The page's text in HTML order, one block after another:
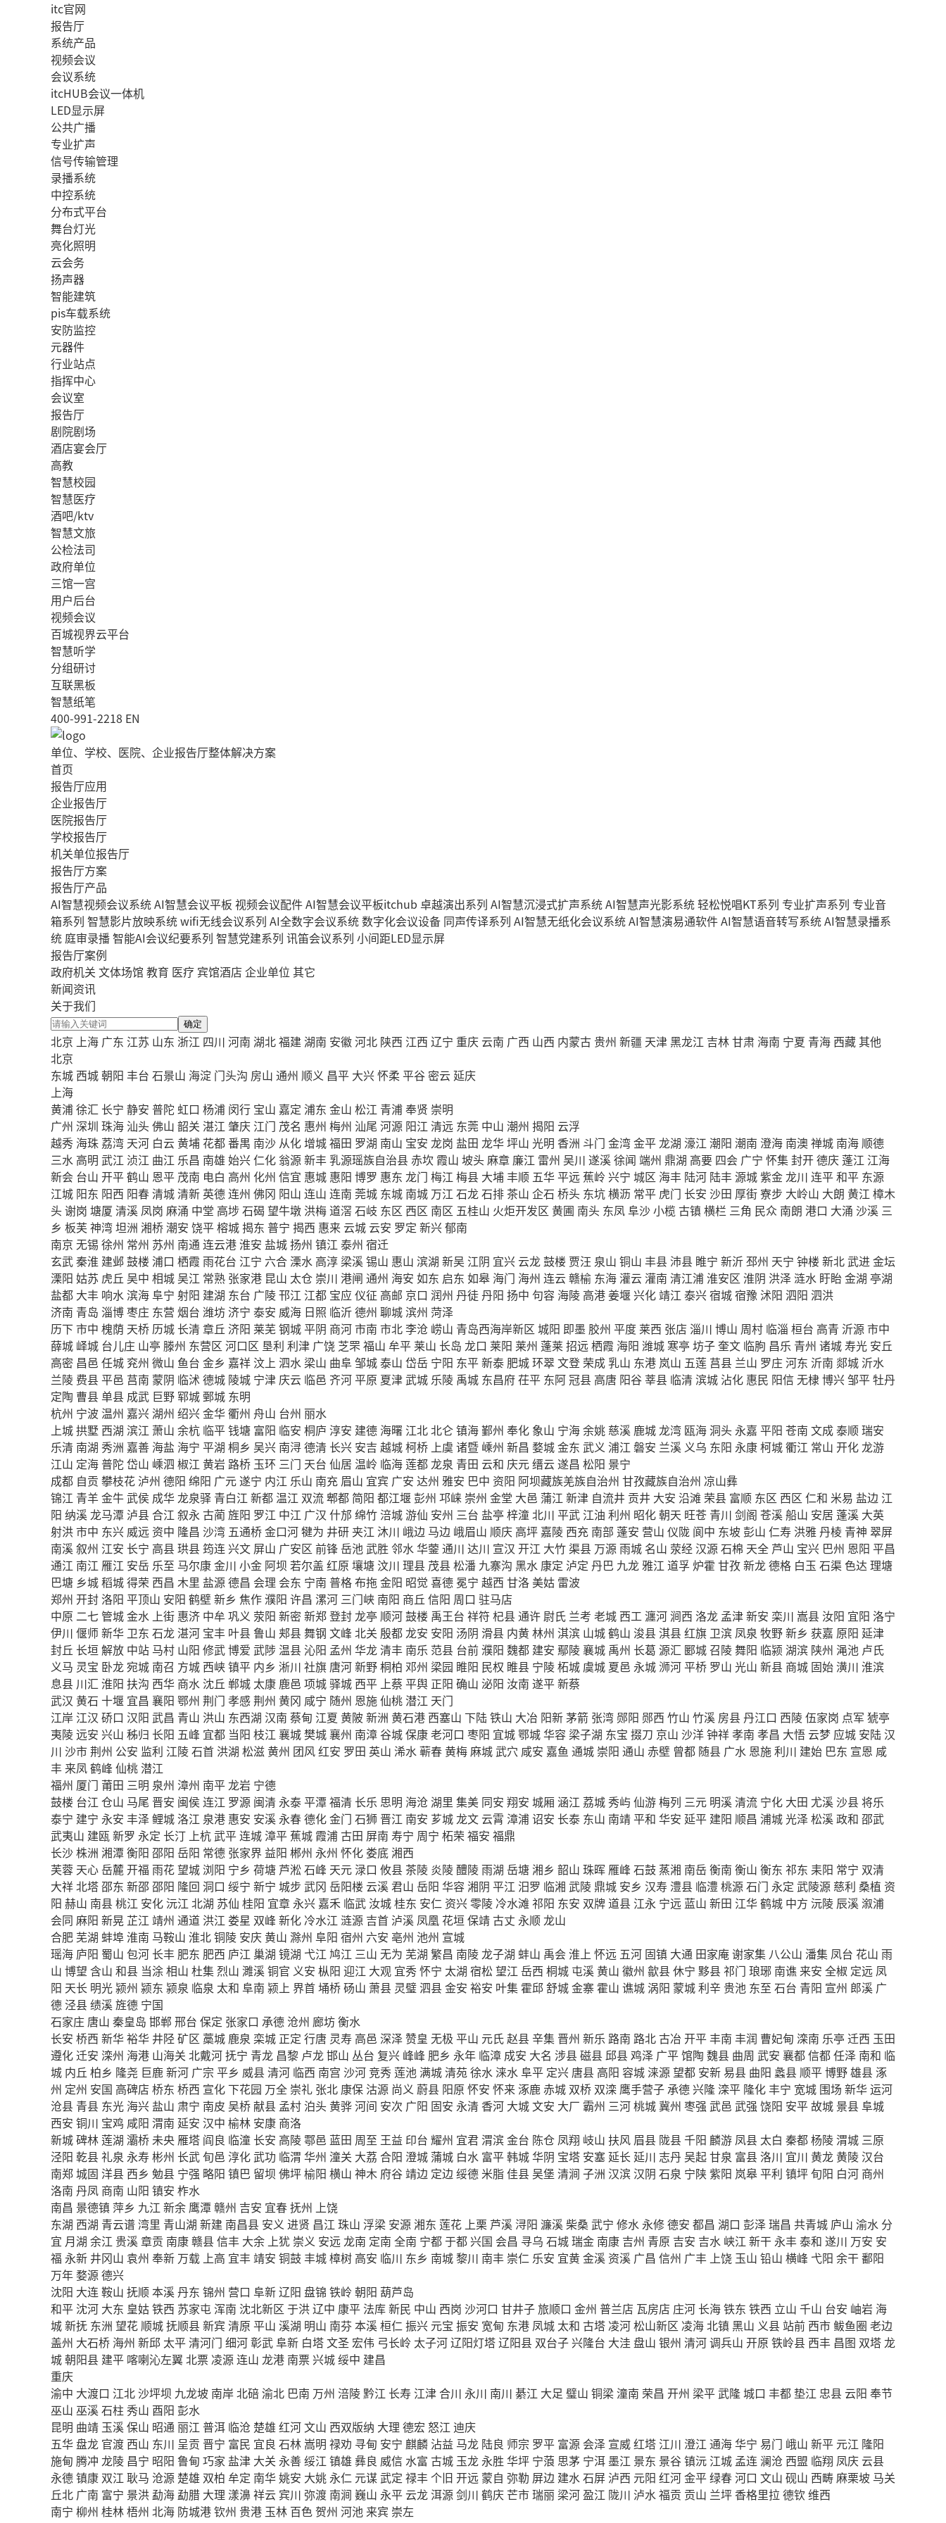
itc官网
报告厅
系统产品
视频会议
会议系统
itcHUB会议一体机
LED显示屏
公共广播
专业扩声
信号传输管理
录播系统
中控系统
分布式平台
舞台灯光
亮化照明
云会务
扬声器
智能建筑
pis车载系统
安防监控
元器件
行业站点
指挥中心
会议室
报告厅
剧院剧场
酒店宴会厅
高教
智慧校园
智慧医疗
酒吧/ktv
智慧文旅
公检法司
政府单位
三馆一宫
用户后台
视频会议
百城视界云平台
智慧听学
分组研讨
互联黑板
智慧纸笔
400-991-2218 EN
单位、学校、医院、企业报告厅整体解决方案
首页
报告厅应用
企业报告厅
医院报告厅
学校报告厅
机关单位报告厅
报告厅方案
报告厅产品
AI智慧视频会议系统AI智慧会议平板 视频会议配件AI智慧会议平板itchub 卓越演出系列 AI智慧沉浸式扩声系统AI智慧声光影系统轻松悦唱KT系列 专业扩声系列 专业音
箱系列 智慧影片放映系统wifi无线会议系列 AI全数字会议系统数字化会议设备 同声传译系列 AI智慧无纸化会议系统AI智慧演易通软件AI智慧语音转写系统AI智慧录播系
统 庭审录播智能AI会议纪要系列 智慧党建系列 讯笛会议系列 小间距LED显示屏
报告厅案例
政府机关 文体场馆 教育 医疗 宾馆酒店 企业单位 其它
新闻资讯
关于我们
确定
北京 上海 广东 江苏 山东 浙江 四川 河南 湖北福建湖南 安徽河北 陕西 江西 辽宁 重庆 云南 广西 山西 内蒙古 贵州 新疆 天津黑龙江 吉林甘肃 海南 宁夏 青海 西藏其他
北京
东城 西城朝阳 丰台 石景山 海淀 门头沟 房山 通州 顺义 昌平 大兴怀柔平谷 密云延庆
上海
黄浦徐汇 长宁 静安 普陀 虹口 杨浦 闵行 宝山 嘉定 浦东 金山 松江 青浦奉贤 崇明
广州 深圳 珠海 汕头佛山 韶关 湛江 肇庆 江门 茂名 惠州 梅州 汕尾 河源 阳江 清远 东莞 中山 潮州 揭阳 云浮
越秀 海珠 荔湾 天河 白云黄埔 花都番禺 南沙 从化增城福田 罗湖 南山 宝安 龙岗 盐田 龙华坪山 光明 香洲 斗门 金湾金平龙湖 濠江 潮阳 潮南 澄海 南澳禅城 南海 顺德
三水 高明 武江 浈江 曲江 乐昌 南雄 始兴仁化 翁源新丰乳源瑶族自治县赤坎 霞山 坡头麻章 廉江 雷州 吴川 遂溪徐闻 端州 鼎湖 高要 四会 广宁 怀集封开德庆 蓬江 江海
新会 台山 开平鹤山 恩平 茂南 电白 高州 化州 信宜 惠城 惠阳 博罗 惠东 龙门 梅江 梅县 大埔丰顺 五华平远 蕉岭 兴宁 城区 海丰 陆河 陆丰源城紫金龙川 连平和平 东源
江城 阳东 阳西 阳春清城清新 英德连州 佛冈 阳山 连山 连南 莞城 东城 南城 万江 石龙石排茶山 企石 桥头 东坑横沥 常平 虎门 长安 沙田 厚街寮步 大岭山 大朗 黄江 樟木
头谢岗 塘厦 清溪 凤岗 麻涌 中堂 高埗石碣 望牛墩 洪梅道滘 石岐 东区 西区 南区 五桂山 火炬开发区 黄圃 南头 东凤阜沙小榄 古镇横栏 三角 民众 南朗 港口 大涌 沙溪 三
乡 板芙 神湾坦洲 湘桥潮安 饶平榕城揭东 普宁 揭西 惠来 云城 云安 罗定 新兴郁南
南京 无锡 徐州 常州 苏州 南通连云港淮安 盐城扬州 镇江 泰州 宿迁
玄武秦淮 建邺鼓楼 浦口 栖霞 雨花台 江宁 六合 溧水 高淳 梁溪锡山 惠山 滨湖 新吴 江阴 宜兴 云龙鼓楼 贾汪 泉山 铜山 丰县 沛县 睢宁 新沂邳州 天宁 钟楼 新北武进金坛
溧阳 姑苏 虎丘 吴中 相城吴江 常熟 张家港 昆山 太仓 崇川 港闸 通州 海安 如东 启东 如皋 海门 海州 连云赣榆 东海灌云灌南 清江浦淮安区 淮阴 洪泽 涟水 盱眙金湖 亭湖
盐都 大丰 响水滨海阜宁 射阳 建湖 东台 广陵邗江 江都 宝应 仪征 高邮 京口 润州 丹徒丹阳 扬中 句容 海陵 高港姜堰兴化靖江 泰兴宿城宿豫 沭阳 泗阳 泗洪
济南 青岛 淄博枣庄 东营 烟台 潍坊济宁 泰安 威海 日照 临沂德州 聊城滨州 菏泽
历下市中 槐荫 天桥 历城 长清章丘 济阳 莱芜钢城平阴 商河市南 市北李沧 崂山 青岛西海岸新区 城阳 即墨 胶州 平度 莱西 张店 淄川 博山 周村 临淄 桓台 高青 沂源市中
薛城 峄城 台儿庄 山亭 滕州 东营区 河口区 垦利 利津 广饶 芝罘福山 牟平 莱山 长岛 龙口 莱阳 莱州 蓬莱招远 栖霞 海阳 潍城 寒亭 坊子奎文 临朐 昌乐 青州 诸城寿光 安丘
高密 昌邑 任城 兖州 微山 鱼台 金乡 嘉祥 汶上 泗水 梁山 曲阜邹城泰山 岱岳 宁阳 东平新泰 肥城环翠文登 荣成乳山 东港 岚山 五莲 莒县 兰山 罗庄河东 沂南 郯城 沂水
兰陵 费县平邑 莒南 蒙阴 临沭德城 陵城 宁津 庆云 临邑 齐河平原 夏津武城 乐陵 禹城 东昌府茌平 东阿冠县 高唐 阳谷莘县 临清滨城 沾化 惠民 阳信无棣博兴邹平牡丹
定陶 曹县单县 成武 巨野 郓城 鄄城 东明
杭州 宁波 温州 嘉兴湖州 绍兴金华衢州 舟山 台州 丽水
上城拱墅 西湖 滨江 萧山 余杭 临平钱塘 富阳 临安 桐庐 淳安 建德 海曙 江北北仑镇海鄞州 奉化 象山 宁海余姚 慈溪 鹿城龙湾 瓯海洞头 永嘉 平阳 苍南 文成泰顺瑞安
乐清 南湖 秀洲 嘉善 海盐 海宁 平湖 桐乡 吴兴 南浔德清 长兴 安吉 越城柯桥 上虞 诸暨 嵊州 新昌 婺城金东 武义 浦江 磐安 兰溪 义乌 东阳 永康柯城衢江 常山 开化龙游
江山 定海普陀 岱山 嵊泗 椒江 黄岩 路桥 玉环 三门 天台 仙居 温岭 临海莲都龙泉 青田 云和 庆元缙云遂昌 松阳 景宁
成都 自贡 攀枝花 泸州 德阳 绵阳 广元遂宁 内江 乐山 南充 眉山 宜宾 广安 达州 雅安 巴中 资阳 阿坝藏族羌族自治州 甘孜藏族自治州 凉山彝
锦江 青羊金牛武侯 成华龙泉驿 青白江 新都 温江 双流郫都 简阳 都江堰彭州 邛崃 崇州 金堂 大邑 蒲江 新津 自流井 贡井 大安 沿滩 荣县 富顺 东区 西区 仁和 米易 盐边 江
阳 纳溪龙马潭 泸县合江 叙永古蔺旌阳 罗江 中江 广汉 什邡 绵竹 涪城游仙 安州 三台 盐亭 梓潼北川 平武 江油 利州 昭化朝天 旺苍 青川 剑阁 苍溪船山 安居 蓬溪 大英
射洪市中 东兴 威远 资中 隆昌 沙湾 五通桥金口河犍为 井研 夹江 沐川 峨边 马边 峨眉山 顺庆 高坪 嘉陵 西充 南部 蓬安 营山 仪陇 阆中 东坡彭山 仁寿 洪雅丹棱 青神 翠屏
南溪叙州 江安 长宁 高县珙县筠连兴文 屏山 广安区 前锋岳池武胜 邻水华蓥 通川 达川 宣汉 开江 大竹 渠县 万源雨城 名山 荥经汉源石棉 天全 芦山 宝兴 巴州 恩阳 平昌
通江 南江 雁江 安岳 乐至 马尔康金川 小金 阿坝 若尔盖 红原 壤塘 汶川 理县 茂县松潘 九寨沟 黑水 康定 泸定 丹巴 九龙雅江 道孚炉霍 甘孜新龙德格 白玉 石渠色达 理塘
巴塘 乡城稻城得荣 西昌 木里 盐源德昌 会理 会东 宁南 普格布拖金阳 昭觉 喜德 冕宁 越西 甘洛 美姑 雷波
郑州 开封洛阳 平顶山 安阳 鹤壁新乡 焦作濮阳 许昌 漯河 三门峡 南阳 商丘 信阳 周口 驻马店
中原 二七 管城金水 上街 惠济 中牟巩义 荥阳 新密 新郑登封龙亭 顺河鼓楼 禹王台 祥符 杞县通许 尉氏 兰考 老城 西工瀍河涧西 洛龙 孟津新安 栾川 嵩县 汝阳 宜阳 洛宁
伊川 偃师新华 卫东 石龙湛河 宝丰 叶县鲁山 郏县舞钢 文峰 北关 殷都龙安 安阳 汤阴 滑县 内黄林州 淇滨 山城鹤山 浚县淇县红旗 卫滨 凤泉 牧野新乡 获嘉 原阳 延津
封丘 长垣解放 中站 马村 山阳 修武博爱 武陟 温县沁阳 孟州 华龙清丰 南乐 范县 台前濮阳 魏都 建安 鄢陵襄城 禹州 长葛 源汇 郾城召陵舞阳 临颍 湖滨 陕州 渑池 卢氏
义马 灵宝 卧龙宛城 南召 方城 西峡镇平 内乡 淅川 社旗 唐河新野桐柏 邓州 梁园 睢阳 民权 睢县 宁陵柘城 虞城 夏邑 永城浉河平桥 罗山 光山 新县 商城 固始潢川 淮滨
息县 川汇 淮阳 扶沟 西华 商水 沈丘 郸城 太康 鹿邑 项城驿城 西平 上蔡 平舆 正阳 确山 泌阳 汝南 遂平新蔡
武汉 黄石 十堰 宜昌 襄阳 鄂州 荆门 孝感荆州 黄冈 咸宁 随州 恩施仙桃潜江 天门
江岸 江汉 硚口 汉阳 武昌 青山 洪山 东西湖 汉南 蔡甸 江夏 黄陂 新洲 黄石港 西塞山 下陆铁山 大冶 阳新茅箭 张湾 郧阳 郧西 竹山 竹溪 房县丹江口 西陵伍家岗 点军 猇亭
夷陵远安 兴山 秭归 长阳 五峰 宜都 当阳 枝江 襄城樊城襄州 南漳谷城保康老河口 枣阳 宜城鄂城华容 梁子湖 东宝 掇刀 京山 沙洋钟祥孝南 孝昌 大悟 云梦 应城 安陆汉
川 沙市荆州 公安 监利 江陵石首 洪湖 松滋黄州 团风红安 罗田 英山 浠水蕲春黄梅麻城武穴 咸安 嘉鱼 通城 崇阳 通山 赤壁 曾都 随县 广水 恩施利川 建始 巴东 宣恩 咸
丰 来凤鹤峰 仙桃潜江
福州 厦门 莆田 三明 泉州 漳州 南平龙岩 宁德
鼓楼 台江 仓山 马尾 晋安 闽侯连江 罗源 闽清 永泰平潭福清 长乐 思明 海沧 湖里 集美 同安 翔安 城厢 涵江 荔城秀屿仙游梅列 三元 明溪清流 宁化 大田 尤溪沙县将乐
泰宁 建宁 永安 丰泽鲤城洛江 泉港 惠安 安溪 永春德化金门 石狮 晋江 南安 芗城龙文 云霄 漳浦诏安 长泰 东山 南靖平和 华安 延平 建阳 顺昌 浦城光泽松溪政和 邵武
武夷山 建瓯新罗 永定 长汀 上杭武平连城 漳平 蕉城 霞浦古田 屏南 寿宁 周宁 柘荣 福安 福鼎
长沙株洲 湘潭衡阳 邵阳 岳阳 常德 张家界 益阳 郴州 永州 怀化 娄底湘西
芙蓉 天心岳麓开福 雨花望城 浏阳 宁乡 荷塘 芦淞石峰 天元 渌口 攸县茶陵 炎陵醴陵雨湖 岳塘湘乡 韶山 珠晖 雁峰 石鼓 蒸湘 南岳衡南 衡山 衡东 祁东 耒阳 常宁 双清
大祥北塔邵东 新邵邵阳 隆回 洞口 绥宁 新宁 城步 武冈 岳阳楼 云溪君山 岳阳 华容湘阴 平江 汨罗 临湘 武陵鼎城 安乡 汉寿 澧县 临澧桃源石门 永定 武陵源 慈利 桑植 资
阳 赫山 南县桃江 安化沅江 北湖 苏仙 桂阳 宜章 永兴 嘉禾 临武 汝城桂东 安仁 资兴零陵 冷水滩 祁阳 东安 双牌道县 江永 宁远 蓝山 新田 江华鹤城 中方 沅陵 辰溪 溆浦
会同 麻阳 新晃 芷江 靖州 通道 洪江 娄星 双峰 新化 冷水江 涟源 吉首 泸溪 凤凰 花垣保靖古丈 永顺龙山
合肥 芜湖 蚌埠淮南 马鞍山 淮北铜陵 安庆黄山 滁州 阜阳 宿州 六安 亳州 池州 宣城
瑶海 庐阳 蜀山 包河 长丰 肥东 肥西 庐江 巢湖 镜湖 弋江 鸠江 三山 无为 芜湖 繁昌 南陵龙子湖 蚌山 禹会淮上 怀远 五河 固镇 大通 田家庵谢家集 八公山 潘集 凤台 花山 雨
山 博望 含山 和县 当涂相山 杜集 烈山 濉溪铜官 义安 枞阳 迎江 大观 宜秀怀宁 太湖 宿松 望江 岳西 桐城 屯溪黄山 徽州 歙县休宁 黟县祁门 琅琊 南谯 来安 全椒 定远 凤
阳 天长 明光颍州 颍东 颍泉 临泉 太和 阜南 颍上 界首埇桥砀山 萧县 灵璧泗县金安 裕安 叶集 霍邱舒城金寨 霍山 谯城 涡阳 蒙城利辛 贵池 东至 石台 青阳 宣州 郎溪 广
德 泾县绩溪旌德 宁国
石家庄 唐山 秦皇岛 邯郸 邢台 保定 张家口 承德 沧州 廊坊衡水
长安 桥西 新华裕华 井陉矿区 藁城 鹿泉 栾城 正定 行唐 灵寿 高邑 深泽 赞皇 无极 平山 元氏赵县辛集 晋州 新乐 路南 路北古冶 开平丰南 丰润 曹妃甸 滦南 乐亭 迁西 玉田
遵化迁安 滦州 海港 山海关 北戴河抚宁 青龙 昌黎 卢龙邯山 丛台 复兴 峰峰 肥乡 永年 临漳 成安 大名 涉县磁县邱县鸡泽 广平馆陶 魏县 曲周 武安 襄都信都任泽 南和 临
城 内丘 柏乡 隆尧 巨鹿新河 广宗 平乡 威县清河 临西 南宫 沙河竞秀莲池 满城清苑徐水 涞水阜平 定兴 唐县 高阳 容城 涞源望都 安新易县 曲阳 蠡县 顺平博野雄县涿
州 定州 安国 高碑店 桥东 桥西 宣化下花园 万全 崇礼 张北 康保 沽源 尚义 蔚县 阳原 怀安 怀来涿鹿赤城 双桥 双滦 鹰手营子承德兴隆 滦平 隆化丰宁 宽城 围场 新华运河
沧县 青县 东光 海兴 盐山 肃宁 南皮 吴桥献县 孟村 泊头黄骅河间 安次 广阳 固安 永清 香河 大城文安 大厂 霸州 三河桃城冀州 枣强 武邑 武强 饶阳 安平故城 景县阜城
西安 铜川 宝鸡 咸阳 渭南 延安 汉中 榆林 安康 商洛
新城碑林莲湖 灞桥未央 雁塔 阎良 临潼 长安 高陵鄠邑 蓝田 周至 王益 印台 耀州 宜君渭滨金台 陈仓 凤翔 岐山 扶风 眉县 陇县千阳 麟游 凤县 太白 秦都杨陵渭城 三原
泾阳 乾县礼泉 永寿彬州 长武旬邑 淳化武功 临渭 华州 潼关 大荔 合阳 澄城蒲城 白水 富平韩城华阴 宝塔 安塞延长 延川 志丹吴起甘泉 富县洛川 宜川 黄龙黄陵汉台
南郑城固 洋县 西乡 勉县 宁强 略阳 镇巴 留坝 佛坪榆阳 横山 神木 府谷靖边 定边绥德 米脂佳县吴堡 清涧 子洲 汉滨汉阴 石泉 宁陕紫阳 岚皋平利 镇坪旬阳 白河 商州
洛南 丹凤 商南 山阳 镇安 柞水
南昌 景德镇萍乡 九江 新余 鹰潭赣州 吉安 宜春抚州 上饶
东湖 西湖 青云谱湾里 青山湖 新建 南昌县 安义 进贤 昌江 珠山 浮梁 安源湘东 莲花 上栗 芦溪 浔阳 濂溪柴桑武宁 修水 永修德安 都昌 湖口 彭泽瑞昌 共青城 庐山 渝水 分
宜 月湖 余江 贵溪章贡 南康赣县信丰 大余 上犹 崇义 安远 龙南 定南 全南 宁都于都兴国 会昌 寻乌 石城瑞金 南康 吉州 青原 吉安 吉水 峡江 新干 永丰泰和 遂川 万安 安
福 永新 井冈山 袁州 奉新 万载 上高 宜丰靖安 铜鼓丰城樟树 高安 临川 东乡 南城黎川 南丰 崇仁 乐安 宜黄金溪 资溪 广昌 信州 广丰 上饶 玉山 铅山 横峰 弋阳 余干鄱阳
万年婺源德兴
沈阳 大连鞍山 抚顺本溪丹东 锦州 营口 阜新辽阳 盘锦 铁岭 朝阳 葫芦岛
和平 沈河 大东 皇姑铁西 苏家屯 浑南 沈北新区 于洪辽中 康平 法库新民 中山 西岗 沙河口 甘井子旅顺口 金州 普兰店 瓦房店 庄河 长海铁东 铁西 立山 千山 台安 岫岩 海
城新抚 东洲 望花 顺城抚顺县新宾 清原 平山 溪湖 明山 南芬 本溪桓仁振兴 元宝 振安 宽甸 东港 凤城 太和 古塔 凌河松山新区 凌海北镇黑山 义县 站前 西市 鲅鱼圈 老边
盖州 大石桥 海州 新邱 太平清河门 细河彰武阜新 白塔文圣宏伟 弓长岭 太子河辽阳灯塔辽阳县 双台子兴隆台 大洼 盘山 银州 清河调兵山 开原 铁岭县 西丰 昌图 双塔龙
城朝阳县 建平 喀喇沁左翼北票 凌源连山 龙港 南票兴城绥中 建昌
重庆
渝中 大渡口 江北沙坪坝 九龙坡 南岸北碚渝北 巴南 万州 涪陵黔江 长寿 江津合川 永川 南川 綦江 大足 璧山 铜梁潼南 荣昌 开州 梁平武隆城口 丰都 垫江 忠县 云阳 奉节
巫山 巫溪石柱 秀山 酉阳 彭水
昆明 曲靖 玉溪保山 昭通丽江 普洱 临沧 楚雄 红河文山 西双版纳 大理 德宏 怒江 迪庆
五华盘龙 官渡 西山 东川 呈贡 晋宁 富民 宜良 石林嵩明 禄劝 寻甸 安宁 麒麟 沾益 马龙 陆良 师宗 罗平 富源 会泽 宣威红塔 江川 澄江 通海华宁 易门 峨山 新平 元江 隆阳
施甸 腾冲 龙陵 昌宁 昭阳 鲁甸 巧家 盐津 大关 永善绥江 镇雄 彝良 威信水富 古城 玉龙 永胜 华坪 宁蒗 思茅 宁洱 墨江 景东 景谷镇沅 江城 孟连 澜沧 西盟 临翔 凤庆 云县
永德镇康 双江 耿马 沧源 楚雄 双柏 牟定 南华姚安 大姚 永仁 元谋武定 禄丰个旧 开远 蒙自 弥勒 屏边 建水石屏 泸西 元阳 红河金平绿春河口 文山 砚山 西畴麻栗坡 马关
丘北 广南 富宁 景洪 勐海 勐腊 大理 漾濞祥云 宾川 弥渡 南涧 巍山 永平 云龙 洱源剑川 鹤庆 芒市瑞丽 梁河盈江 陇川 泸水福贡 贡山 兰坪 香格里拉 德钦维西
南宁 柳州 桂林梧州 北海 防城港钦州 贵港 玉林 百色贺州 河池 来宾 崇左